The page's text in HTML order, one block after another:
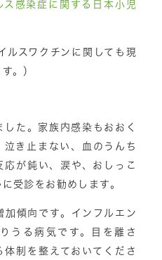
感染症に関する日本小児
ルスワクチンに関しても現
。）
した。家族内感染もおおく
き止まない、血のうんち
応が鈍い、涙や、おしっこ
受診をお勧めします。
加傾向です。インフルエン
うる病気です。目を離さ
制を整えておいてくださ